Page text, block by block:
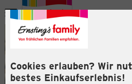
Cookies erlauben? Wir
bestes Einkaufserlebnis!
Menü